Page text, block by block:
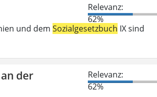
Relevanz:
62%
und dem Sozialgesetzbuch IX sind
der
Relevanz:
62%